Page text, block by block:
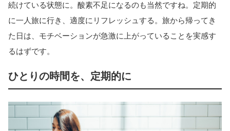
続けている状態に。酸素不足になるのも当然ですね。定期的
に一人旅に行き、適度にリフレッシュする。旅から帰ってき
た日は、モチベーションが急激に上がっていることを実感す
るはずです。
ひとりの時間を、定期的に